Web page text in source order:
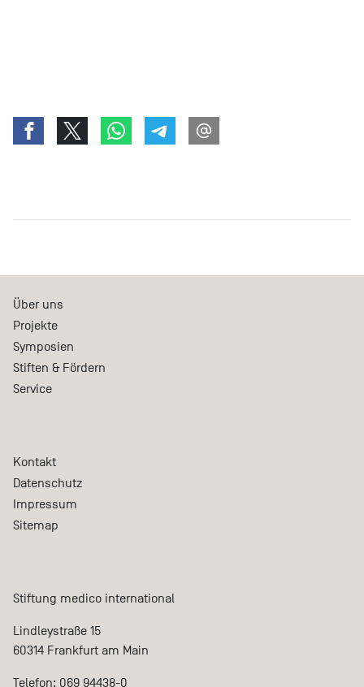
Über uns
Projekte
Symposien
Stiften & Fördern
Service
Kontakt
Datenschutz
Impressum
Sitemap
Stiftung medico international
Lindleystraße 15
60314 Frankfurt am Main
Telefon: 069 94438-0